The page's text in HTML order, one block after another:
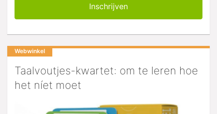
Webwinkel
Taalvoutjes-kwartet: om te leren hoe
het níet moet